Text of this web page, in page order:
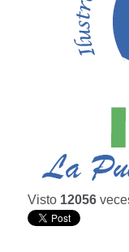
Visto 12056